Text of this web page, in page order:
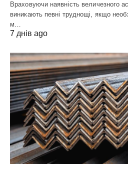
Враховуючи наявність величезного
виникають певні труднощі, якщо
м…
7 днів ago